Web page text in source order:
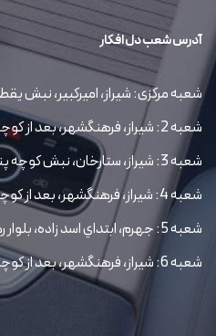
آدرس شعب دل افکار
شعبه مرکزی: شیراز، امیرکبیر، نبش
شعبه 2: شیراز، فرهنگشهر، بعد از کوچه 42
شعبه 3: شیراز، ستارخان، نبش کوچه پنجم
شعبه 4: شیراز، فرهنگشهر، بعد از کوچه 52
شعبه 5: جهرم، ابتداي اسد زاده، بلوار رهبري
شعبه 6: شیراز، فرهنگشهر، بعد از کوچه 52